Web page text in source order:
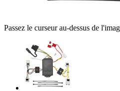
Passez le curseur au-dessus de